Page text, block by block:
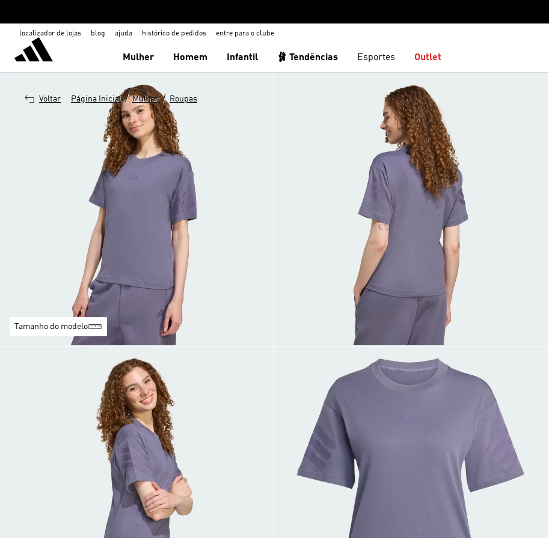
localizador de lojas blog ajuda histórico de pedidos entre para o clube
Mulher Homem Infantil 🩰 Tendências Esportes Outlet
Voltar Página Inicial / Mulher / Roupas
Tamanho do modelo